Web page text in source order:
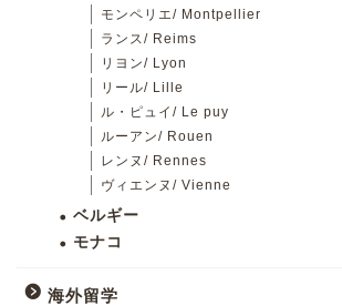
モンペリエ/ Montpellier
ランス/ Reims
リヨン/ Lyon
リール/ Lille
ル・ピュイ/ Le puy
ルーアン/ Rouen
レンヌ/ Rennes
ヴィエンヌ/ Vienne
ベルギー
モナコ
海外留学